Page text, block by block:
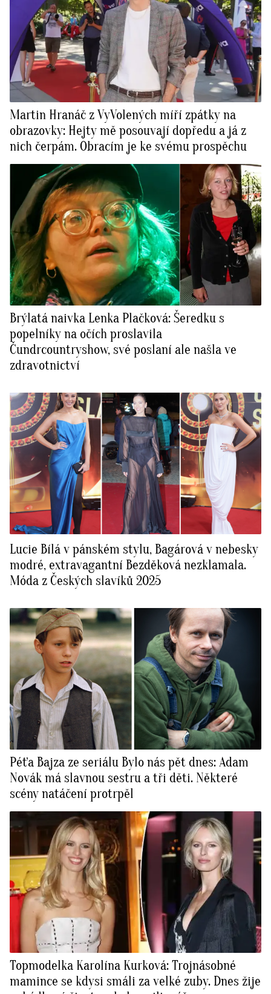
Martin Hranáč z VyVolených míří zpátky na
obrazovky: Hejty mě posouvají dopředu a já z
nich čerpám. Obracím je ke svému prospěchu
Brýlatá naivka Lenka Plačková: Šeredku s
popelníky na očích proslavila
Čundrcountryshow, své poslaní ale našla ve
zdravotnictví
Lucie Bílá v pánském stylu, Bagárová v nebesky
modré, extravagantní Bezděková nezklamala.
Móda z Českých slavíků 2025
Péťa Bajza ze seriálu Bylo nás pět dnes: Adam
Novák má slavnou sestru a tři děti. Některé
scény natáčení protrpěl
Topmodelka Karolína Kurková: Trojnásobné
mamince se kdysi smáli za velké zuby. Dnes žije